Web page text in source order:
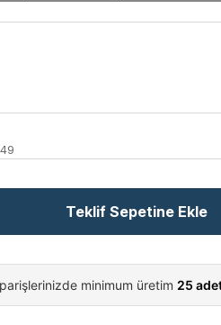
Teklif Sepetine Ekle
minimum üretim 25